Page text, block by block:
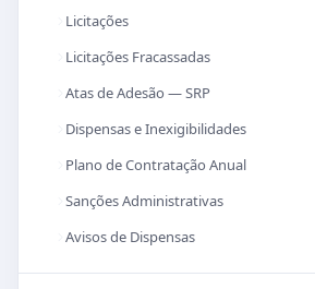
Licitações
Licitações Fracassadas
Atas de Adesão — SRP
Dispensas e Inexigibilidades
Plano de Contratação Anual
Sanções Administrativas
Avisos de Dispensas